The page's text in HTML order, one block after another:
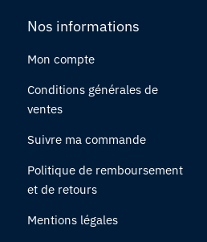
Nos informations
Mon compte
Conditions générales de
ventes
Suivre ma commande
Politique de remboursement
et de retours
Mentions légales